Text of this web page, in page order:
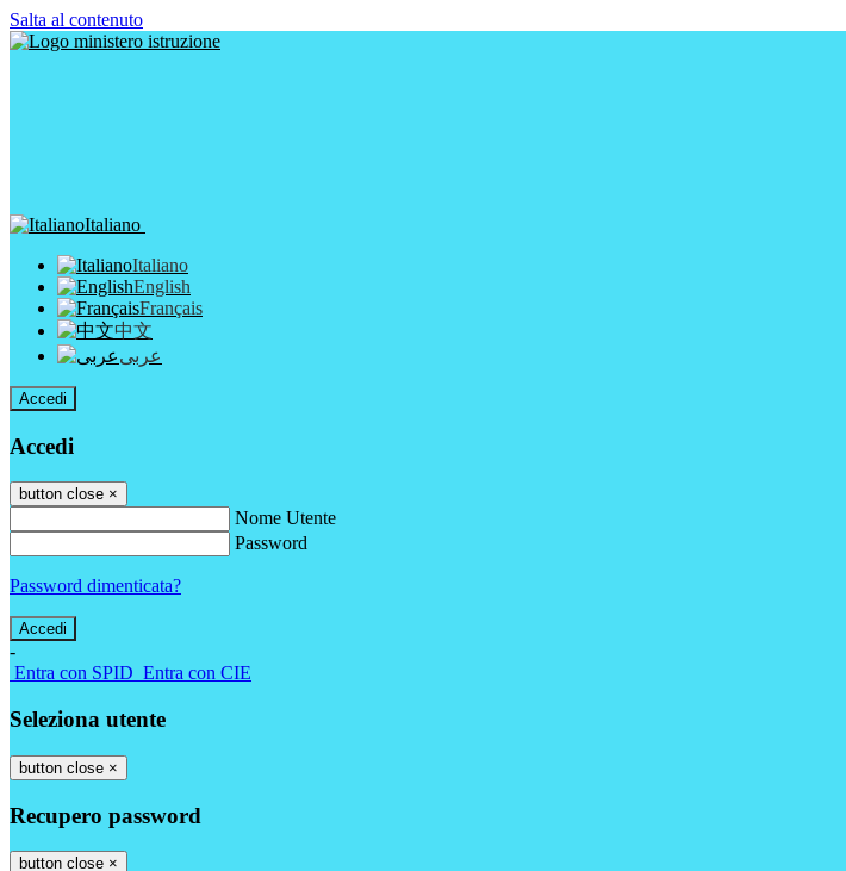
Salta al contenuto
Italiano
Italiano
English
Français
中文
عربى
Accedi
Accedi
button close ×
Nome Utente
Password
Password dimenticata?
-
Entra con SPID Entra con CIE
Seleziona utente
button close ×
Recupero password
button close ×